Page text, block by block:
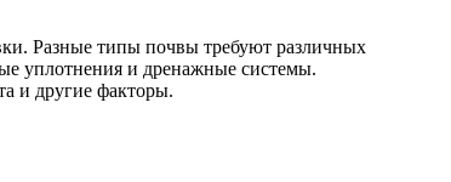
Разные типы почвы требуют различных
уплотнения и дренажные системы.
и другие факторы.